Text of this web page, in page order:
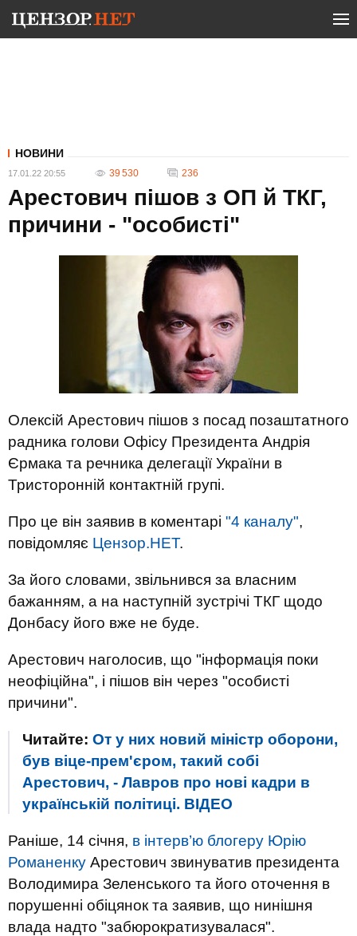
НОВИНИ
17.01.22 20:55 39 530 236
Арестович пішов з ОП й ТКГ,
причини - "особисті"
Олексій Арестович пішов з посад позаштатного
радника голови Офісу Президента Андрія
Єрмака та речника делегації України в
Тристоронній контактній групі.
Про це він заявив в коментарі "4 каналу",
повідомляє Цензор.НЕТ.
За його словами, звільнився за власним
бажанням, а на наступній зустрічі ТКГ щодо
Донбасу його вже не буде.
Арестович наголосив, що "інформація поки
неофіційна", і пішов він через "особисті
причини".
Читайте: От у них новий міністр оборони,
був віце-прем'єром, такий собі
Арестович, - Лавров про нові кадри в
українській політиці. ВIДЕО
Раніше, 14 січня, в інтерв’ю блогеру Юрію
Романенку Арестович звинуватив президента
Володимира Зеленського та його оточення в
порушенні обіцянок та заявив, що нинішня
влада надто "забюрократизувалася".